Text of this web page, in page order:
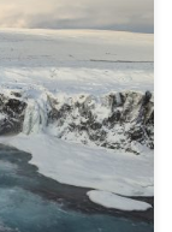
zbyt
Islandia. W tym
wiele ujęć.
Nie